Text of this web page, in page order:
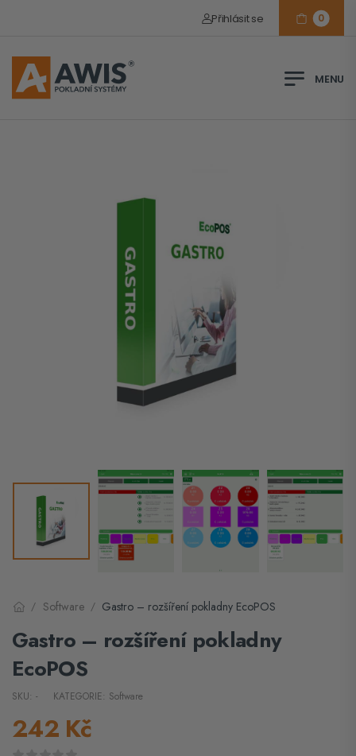
Pobočka
Přihlásit se 0
/ Software / Gastro – rozšíření pokladny EcoPOS
Gastro – rozšíření pokladny
EcoPOS
SKU: - KATEGORIE: Software
242 Kč